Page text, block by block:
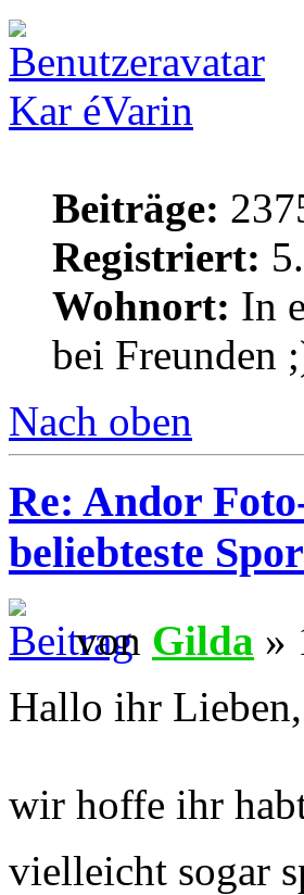
Kar éVarin
Beiträge:
Registriert:
Wohnort: In
bei Freunden
Nach oben
Re: Andor
beliebteste
von Gilda »
Hallo ihr Lieben,
wir hoffe ihr
vielleicht sogar